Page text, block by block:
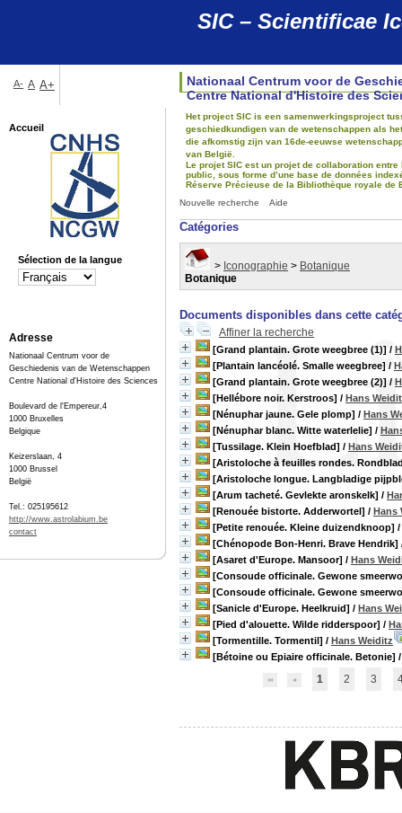
SIC – Scientificae
Nouvelle recherche Aide
Catégories
> Iconographie > Botanique
Botanique
Documents disponibles dans cette
Affiner la recherche
[Grand plantain. Grote weegbree (1)] /
[Plantain lancéolé. Smalle weegbree] /
[Grand plantain. Grote weegbree (2)] /
[Hellébore noir. Kerstroos] / Hans
[Nénuphar jaune. Gele plomp] / Hans
[Nénuphar blanc. Witte waterlelie] /
[Tussilage. Klein Hoefblad] / Hans
[Aristoloche à feuilles rondes.
[Aristoloche longue. Langbladige
[Arum tacheté. Gevlekte aronskelk] /
[Renouée bistorte. Adderwortel] / Hans
[Petite renouée. Kleine duizendknoop] /
[Chénopode Bon-Henri. Brave Hendrik]
[Asaret d'Europe. Mansoor] / Hans
[Consoude officinale. Gewone
[Consoude officinale. Gewone
[Sanicle d'Europe. Heelkruid] / Hans
[Pied d'alouette. Wilde ridderspoor] /
[Tormentille. Tormentil] / Hans Weiditz
[Bétoine ou Epiaire officinale. Betonie]
1 2 3
Nationaal Centrum voor de
Centre National d'Histoire des
Het project SIC is een samenwerkingsproject
geschiedkundigen van de wetenschappen als
die afkomstig zijn van 16de-eeuwse
van België.
Le projet SIC est un projet de collaboration
public, sous forme d’une base de données
Réserve Précieuse de la Bibliothèque royale de
A- A A+
Accueil
Sélection de la langue
Adresse
Nationaal Centrum voor de
Geschiedenis van de Wetenschappen
Centre National d'Histoire des Sciences
Boulevard de l'Empereur,4
1000 Bruxelles
Belgique
Keizerslaan, 4
1000 Brussel
België
Tel.: 025195612
http://www.astrolabium.be
contact